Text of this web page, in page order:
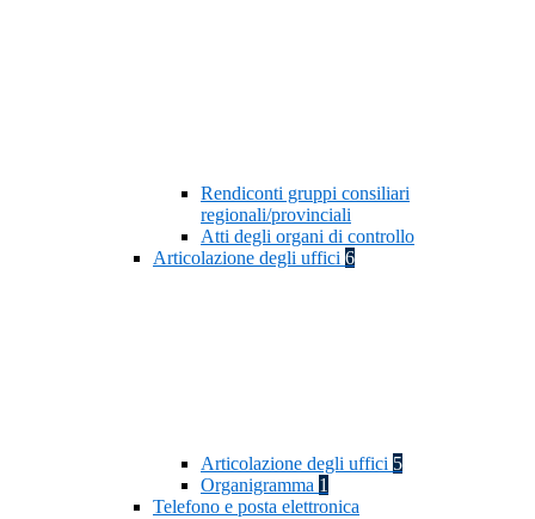
Rendiconti gruppi consiliari
regionali/provinciali
Atti degli organi di controllo
Articolazione degli uffici 6
Articolazione degli uffici 5
Organigramma 1
Telefono e posta elettronica